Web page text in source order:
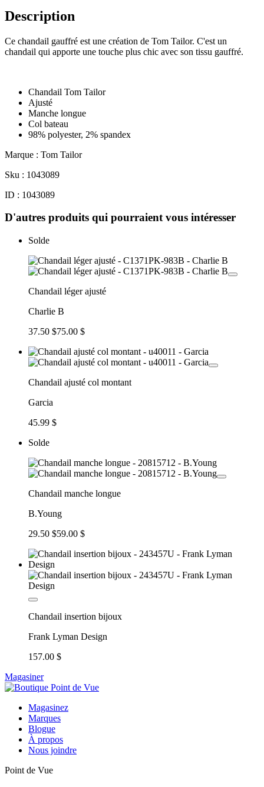
Description
Ce chandail gauffré est une création de Tom Tailor. C'est un
chandail qui apporte une touche plus chic avec son tissu gauffré.
Chandail Tom Tailor
Ajusté
Manche longue
Col bateau
98% polyester, 2% spandex
Marque : Tom Tailor
Sku : 1043089
ID : 1043089
D'autres produits qui pourraient vous intéresser
Solde
Chandail léger ajusté
Charlie B
37.50 $75.00 $
Chandail ajusté col montant
Garcia
45.99 $
Solde
Chandail manche longue
B.Young
29.50 $59.00 $
Chandail insertion bijoux
Frank Lyman Design
157.00 $
Magasiner
Magasinez
Marques
Blogue
À propos
Nous joindre
Point de Vue